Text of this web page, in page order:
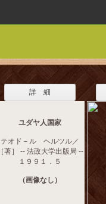
詳 細
ユダヤ人国家
テオド－ル ヘルツル／
［著］ -- 法政大学出版局 --
１９９１．５
（画像なし）